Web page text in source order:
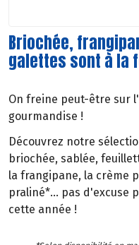
Briochée,
galettes sont à la
On freine peut-être sur
gourmandise !
Découvrez notre
briochée, sablée,
la frangipane, la crème
praliné*... pas d'excuse
cette année !